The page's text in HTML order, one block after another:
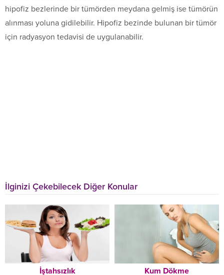
hipofiz bezlerinde bir tümörden meydana gelmiş ise tümörün
alınması yoluna gidilebilir. Hipofiz bezinde bulunan bir tümör
için radyasyon tedavisi de uygulanabilir.
İlginizi Çekebilecek Diğer Konular
İştahsızlık Kum Dökme